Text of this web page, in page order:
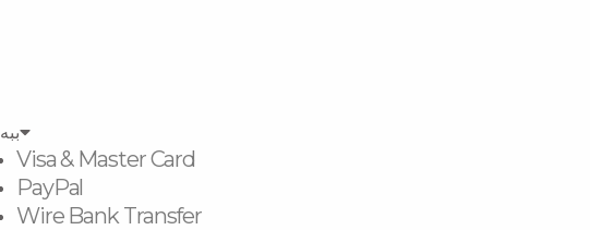
Visa & Master Card
PayPal
Wire Bank Transfer